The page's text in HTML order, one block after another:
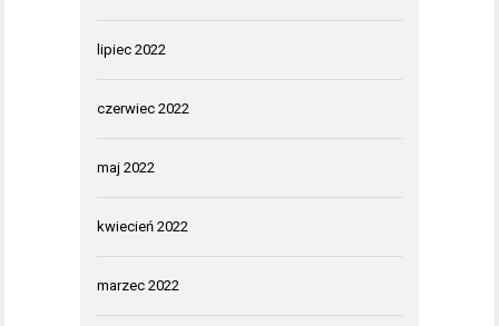
lipiec 2022
czerwiec 2022
maj 2022
kwiecień 2022
marzec 2022